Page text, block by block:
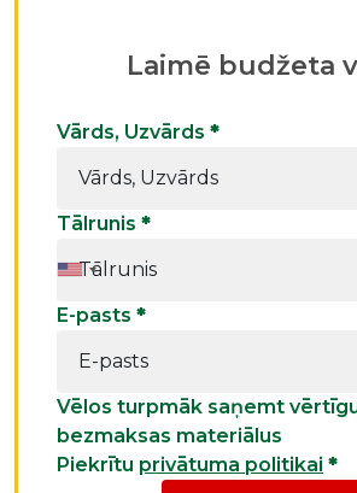
Laimē budžeta
Vārds, Uzvārds *
Tālrunis *
E-pasts *
Vēlos turpmāk saņemt
bezmaksas materiālus
Piekrītu privātuma politikai *